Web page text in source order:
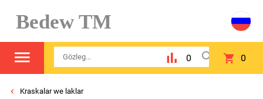
Bedew TM
0 0
Kraskalar we laklar